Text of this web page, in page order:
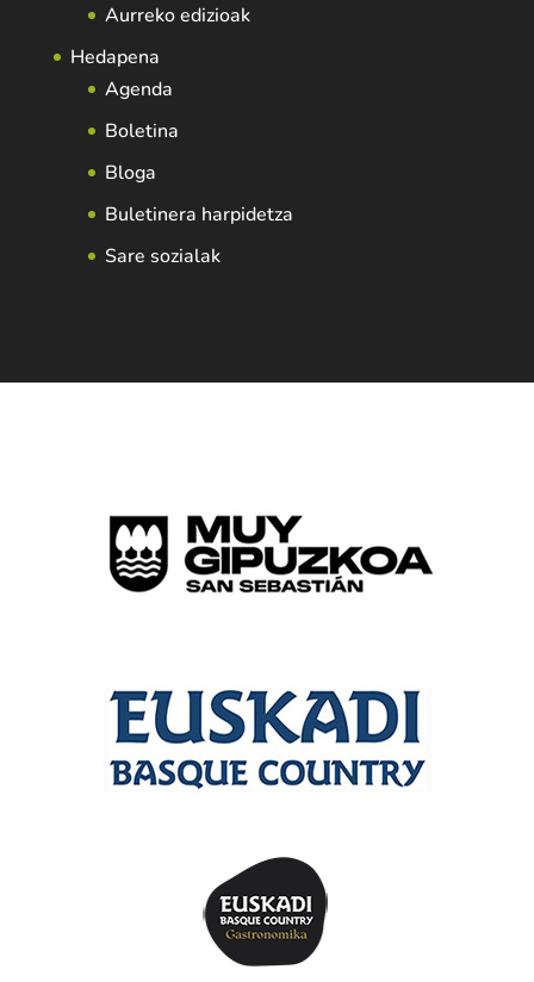
Aurreko edizioak
Hedapena
Agenda
Boletina
Bloga
Buletinera harpidetza
Sare sozialak